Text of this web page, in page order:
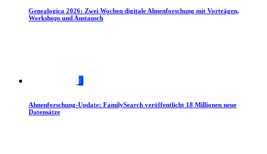
Genealogica 2026: Zwei Wochen digitale Ahnenforschung mit Vorträgen,
Workshops und Austausch
3
Ahnenforschung-Update: FamilySearch veröffentlicht 18 Millionen neue
Datensätze